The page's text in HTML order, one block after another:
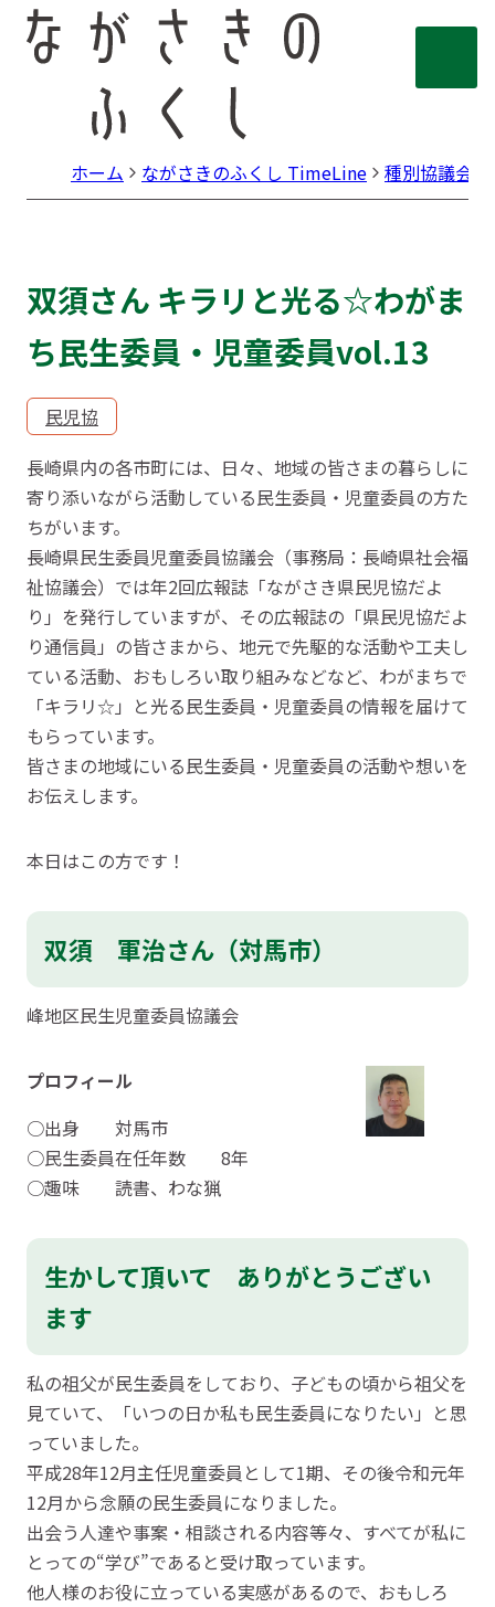
ホーム ながさきのふくし TimeLine 種別協議会
双須さん キラリと光る☆わがま
ち民生委員・児童委員vol.13
民児協
長崎県内の各市町には、日々、地域の皆さまの暮らしに
寄り添いながら活動している民生委員・児童委員の方た
ちがいます。
長崎県民生委員児童委員協議会（事務局：長崎県社会福
祉協議会）では年2回広報誌「ながさき県民児協だよ
り」を発行していますが、その広報誌の「県民児協だよ
り通信員」の皆さまから、地元で先駆的な活動や工夫し
ている活動、おもしろい取り組みなどなど、わがまちで
「キラリ☆」と光る民生委員・児童委員の情報を届けて
もらっています。
皆さまの地域にいる民生委員・児童委員の活動や想いを
お伝えします。
本日はこの方です！
双須 軍治さん（対馬市）
峰地区民生児童委員協議会
プロフィール
○出身 対馬市
○民生委員在任年数 8年
○趣味 読書、わな猟
生かして頂いて ありがとうござい
ます
私の祖父が民生委員をしており、子どもの頃から祖父を
見ていて、「いつの日か私も民生委員になりたい」と思
っていました。
平成28年12月主任児童委員として1期、その後令和元年
12月から念願の民生委員になりました。
出会う人達や事案・相談される内容等々、すべてが私に
とっての“学び”であると受け取っています。
他人様のお役に立っている実感があるので、おもしろ